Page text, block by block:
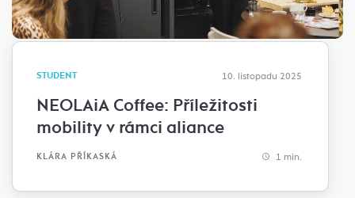
STUDENT 10. listopadu 2025
NEOLAiA Coffee: Příležitosti
mobility v rámci aliance
KLÁRA PŘÍKASKÁ 1 min.